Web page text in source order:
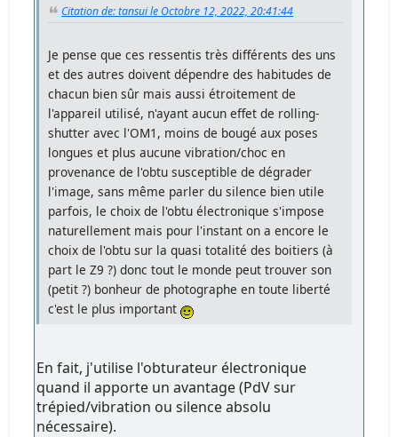
Citation de: tansui le Octobre 12, 2022, 20:41:44
Je pense que ces ressentis très différents des uns
et des autres doivent dépendre des habitudes de
chacun bien sûr mais aussi étroitement de
l'appareil utilisé, n'ayant aucun effet de rolling-
shutter avec l'OM1, moins de bougé aux poses
longues et plus aucune vibration/choc en
provenance de l'obtu susceptible de dégrader
l'image, sans même parler du silence bien utile
parfois, le choix de l'obtu électronique s'impose
naturellement mais pour l'instant on a encore le
choix de l'obtu sur la quasi totalité des boitiers (à
part le Z9 ?) donc tout le monde peut trouver son
(petit ?) bonheur de photographe en toute liberté
c'est le plus important
En fait, j'utilise l'obturateur électronique
quand il apporte un avantage (PdV sur
trépied/vibration ou silence absolu
nécessaire).